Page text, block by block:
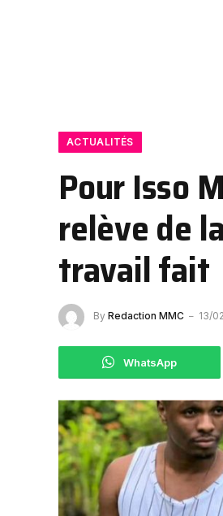
ACTUALITÉS
Pour Isso
relève de
travail fait
By Redaction MMC 13/
WhatsApp